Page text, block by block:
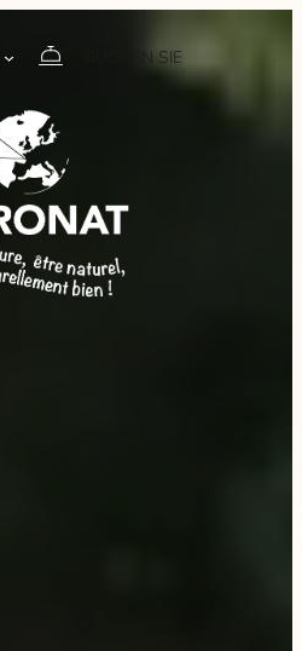
BUCHEN SIE